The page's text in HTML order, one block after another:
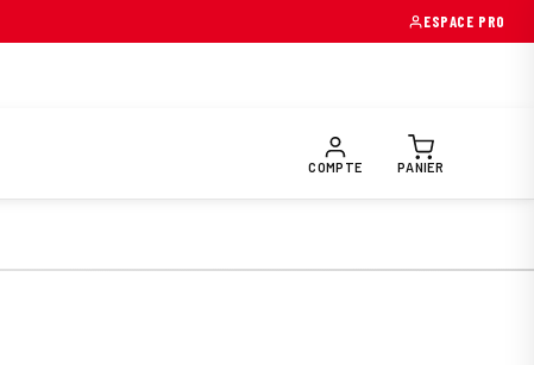
ESPACE PRO
COMPTE PANIER
EQUIPEMENTS PILOTE PRÉPARATION